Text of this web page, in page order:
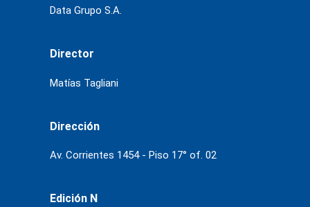
Data Grupo S.A.
Director
Matías Tagliani
Dirección
Av. Corrientes 1454 - Piso 17° of. 02
Edición N